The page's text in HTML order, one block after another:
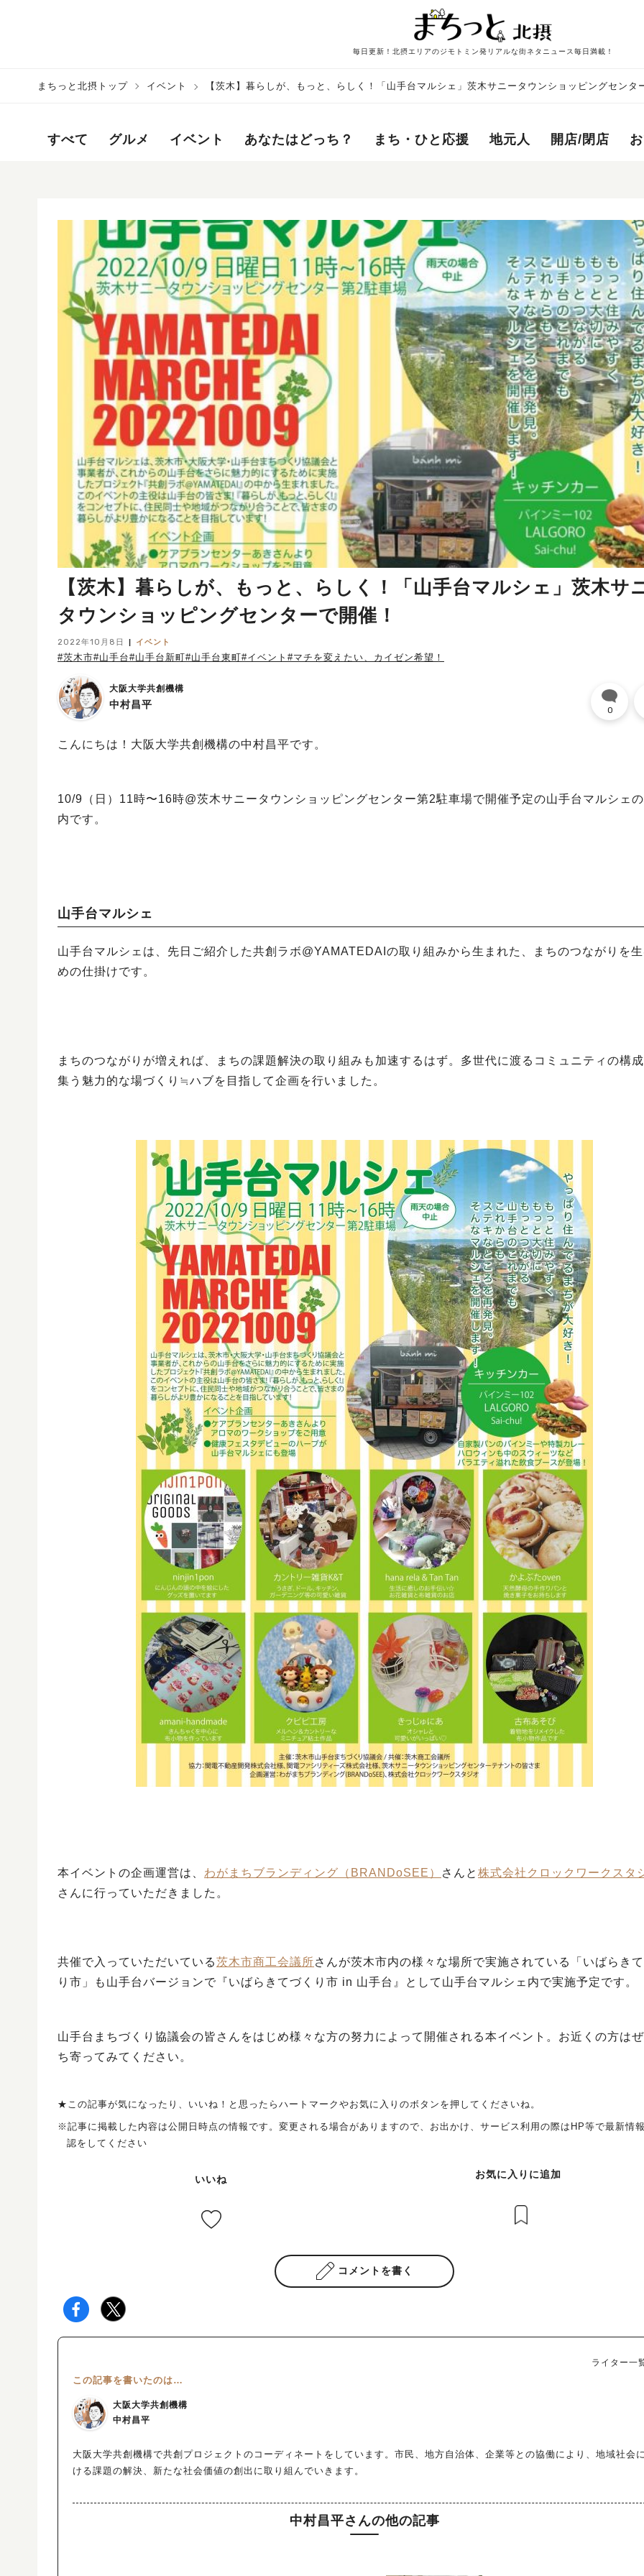
毎日更新！北摂エリアのジモトミン発リアルな街ネタニュース毎日満載！
まちっと北摂トップ イベント
【茨木】暮らしが、もっと、らしく！「山手台マルシェ」茨木サニータウンショッピングセンタ
すべて グルメ イベント あなたはどっち？ まち・ひと応援 地元人 開店/閉店
【茨木】暮らしが、もっと、らしく！「山手台マルシェ」茨木サ
タウンショッピングセンターで開催！
2022年10月8日 イベント
#茨木市#山手台#山手台新町#山手台東町#イベント #マチを変えたい、カイゼン希望！
大阪大学共創機構
中村昌平 0
こんにちは！大阪大学共創機構の中村昌平です。
10/9（日）11時〜16時@茨木サニータウンショッピングセンター第2駐車場で開催予定の山手台マルシェ
内です。
山手台マルシェ
山手台マルシェは、先日ご紹介した共創ラボ@YAMATEDAIの取り組みから生まれた、まちのつながりを
めの仕掛けです。
まちのつながりが増えれば、まちの課題解決の取り組みも加速するはず。多世代に渡るコミュニティの構
集う魅力的な場づくり≒ハブを目指して企画を行いました。
本イベントの企画運営は、 わがまちブランディング（BRANDoSEE） さんと 株式会社クロックワークスタ
さんに行っていただきました。
共催で入っていただいている茨木市商工会議所さんが茨木市内の様々な場所で実施されている「いばらき
り市」も山手台バージョンで『いばらきてづくり市 in 山手台』として山手台マルシェ内で実施予定です。
山手台まちづくり協議会の皆さんをはじめ様々な方の努力によって開催される本イベント。お近くの方は
ち寄ってみてください。
★この記事が気になったり、いいね！と思ったらハートマークやお気に入りのボタンを押してくださいね。
※記事に掲載した内容は公開日時点の情報です。変更される場合がありますので、お出かけ、サービス利用の際はHP等で最新情
認をしてください
いいね お気に入りに追加
コメントを書く
ライター一
この記事を書いたのは…
大阪大学共創機構
中村昌平
大阪大学共創機構で共創プロジェクトのコーディネートをしています。市民、地方自治体、企業等との協働により、地域社会
ける課題の解決、新たな社会価値の創出に取り組んでいきます。
中村昌平さんの他の記事